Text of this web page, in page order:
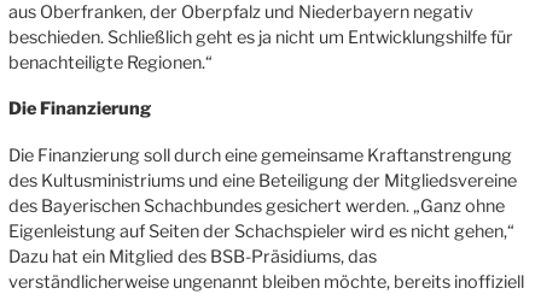
aus Oberfranken, der Oberpfalz und Niederbayern negativ
beschieden. Schließlich geht es ja nicht um Entwicklungshilfe für
benachteiligte Regionen.“
Die Finanzierung
Die Finanzierung soll durch eine gemeinsame Kraftanstrengung
des Kultusministriums und eine Beteiligung der Mitgliedsvereine
des Bayerischen Schachbundes gesichert werden. „Ganz ohne
Eigenleistung auf Seiten der Schachspieler wird es nicht gehen,“
Dazu hat ein Mitglied des BSB-Präsidiums, das
verständlicherweise ungenannt bleiben möchte, bereits inoffiziell